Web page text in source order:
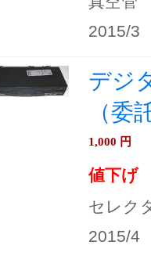
2015/3
デジ
（委
1,000 円
値下げ
セレク
2015/4